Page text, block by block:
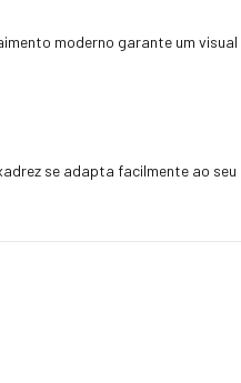
moderno garante um
se adapta facilmente ao